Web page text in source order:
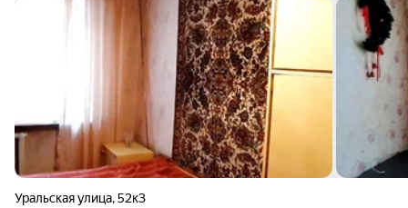
Уральская улица,52к3